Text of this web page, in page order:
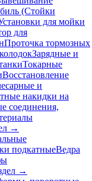
(Стойки
для мойки
для
Проточка тормозных
Зарядные и
Токарные
Восстановление
и
накидки на
соединения,
→
подкатныеВедра
→